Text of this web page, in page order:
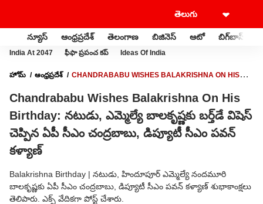
న్యూస్ ఆంధ్రప్రదేశ్ తెలంగాణ బిజినెస్ ఆటో బిగ్‌బాస్
India At 2047 ఫీఫా ప్రపంచ కప్ Ideas Of India
హోమ్ ఆంధ్రప్రదేశ్
CHANDRABABU WISHES BALAKRISHNA ON HIS
డిప్యూటీ సీఎం పవన్ కళ్యాణ్
Chandrababu Wishes Balakrishna On His
Birthday: నటుడు, ఎమ్మెల్యే బాలకృష్ణకు బర్త్‌డే విషెస్
చెప్పిన ఏపీ సీఎం చంద్రబాబు, డిప్యూటీ సీఎం పవన్
కళ్యాణ్
Balakrishna Birthday | నటుడు, హిందూపూర్ ఎమ్మెల్యే నందమూరి
బాలకృష్ణకు ఏపీ సీఎం చంద్రబాబు, డిప్యూటీ సీఎం పవన్ కళ్యాణ్ శుభాకాంక్షలు
తెలిపారు. ఎక్స్ వేదికగా పోస్ట్ చేశారు.